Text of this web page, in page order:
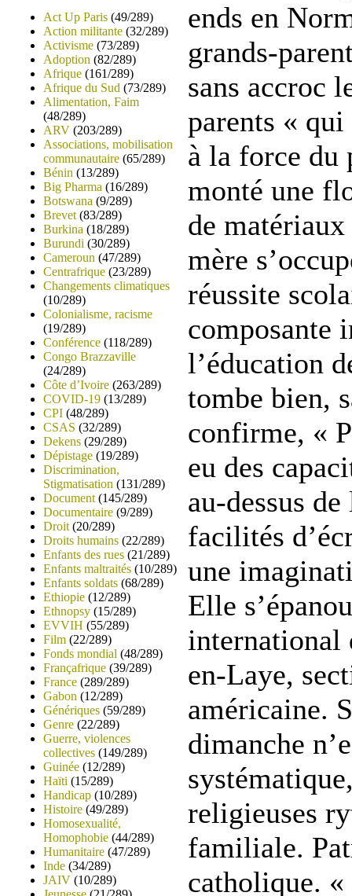
Act Up Paris (49/289)
Action militante (32/289)
Activisme (73/289)
Adoption (82/289)
Afrique (161/289)
Afrique du Sud (73/289)
Alimentation, Faim
(48/289)
ARV (203/289)
Associations, mobilisation
communautaire (65/289)
Bénin (13/289)
Big Pharma (16/289)
Botswana (9/289)
Brevet (83/289)
Burkina (18/289)
Burundi (30/289)
Cameroun (47/289)
Centrafrique (23/289)
Changements climatiques
(10/289)
Colonialisme, racisme
(19/289)
Conférence (118/289)
Congo Brazzaville
(24/289)
Côte d’Ivoire (263/289)
COVID-19 (13/289)
CPI (48/289)
CSAS (32/289)
Dekens (29/289)
Dépistage (19/289)
Discrimination,
Stigmatisation (131/289)
Document (145/289)
Documentaire (9/289)
Droit (20/289)
Droits humains (22/289)
Enfants des rues (21/289)
Enfants maltraités (10/289)
Enfants soldats (68/289)
Ethiopie (12/289)
Ethnopsy (15/289)
EVVIH (55/289)
Film (22/289)
Fonds mondial (48/289)
Françafrique (39/289)
France (289/289)
Gabon (12/289)
Génériques (59/289)
Genre (22/289)
Guerre, violences
collectives (149/289)
Guinée (12/289)
Haïti (15/289)
Handicap (10/289)
Histoire (49/289)
Homosexualité,
Homophobie (44/289)
Humanitaire (47/289)
Inde (34/289)
JAIV (10/289)
ends en
grands-
sans accroc
parents «
à la force du
monté une
de
mère
réussite
composante
l’éducation
tombe bien,
confirme, «
eu des
au-dessus
facilités
une
Elle
international
en-Laye,
américaine.
dimanche
religieuses
familiale.
catholique.